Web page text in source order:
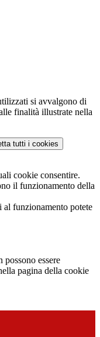
si avvalgono di
finalità illustrate nella
tutti i cookies
cookie consentire.
il funzionamento della
al funzionamento potete
essere
pagina della cookie